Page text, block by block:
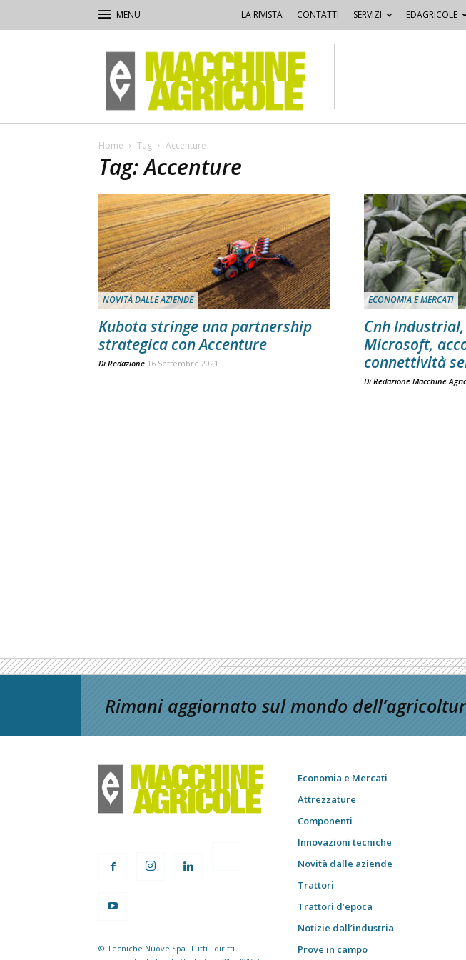
LA RIVISTA CONTATTI SERVIZI EDAGRICOLE
Macchine
Agricole
Home Tag Accenture
Tag: Accenture
NOVITÀ DALLE AZIENDE
Kubota stringe una partnership
strategica con Accenture
Di Redazione 16 Settembre 2021
ECONOMIA E MERCATI
Cnh
Microsoft,
connettività
Di Redazione Macchine
Rimani aggiornato sul mondo
© Tecniche Nuove Spa. Tutti i diritti
Economia e Mercati
Attrezzature
Componenti
Innovazioni tecniche
Novità dalle aziende
Trattori
Trattori d’epoca
Notizie dall’industria
Prove in campo